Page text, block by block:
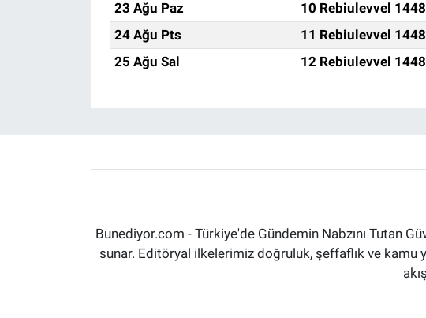
23 Ağu Paz
10 Rebiulevvel 1448
24 Ağu Pts
11 Rebiulevvel 1448
25 Ağu Sal
12 Rebiulevvel 1448
Bunediyor.com - Türkiye'de Gündemin Nabzını Tutan
sunar. Editöryal ilkelerimiz doğruluk, şeffaflık ve kamu